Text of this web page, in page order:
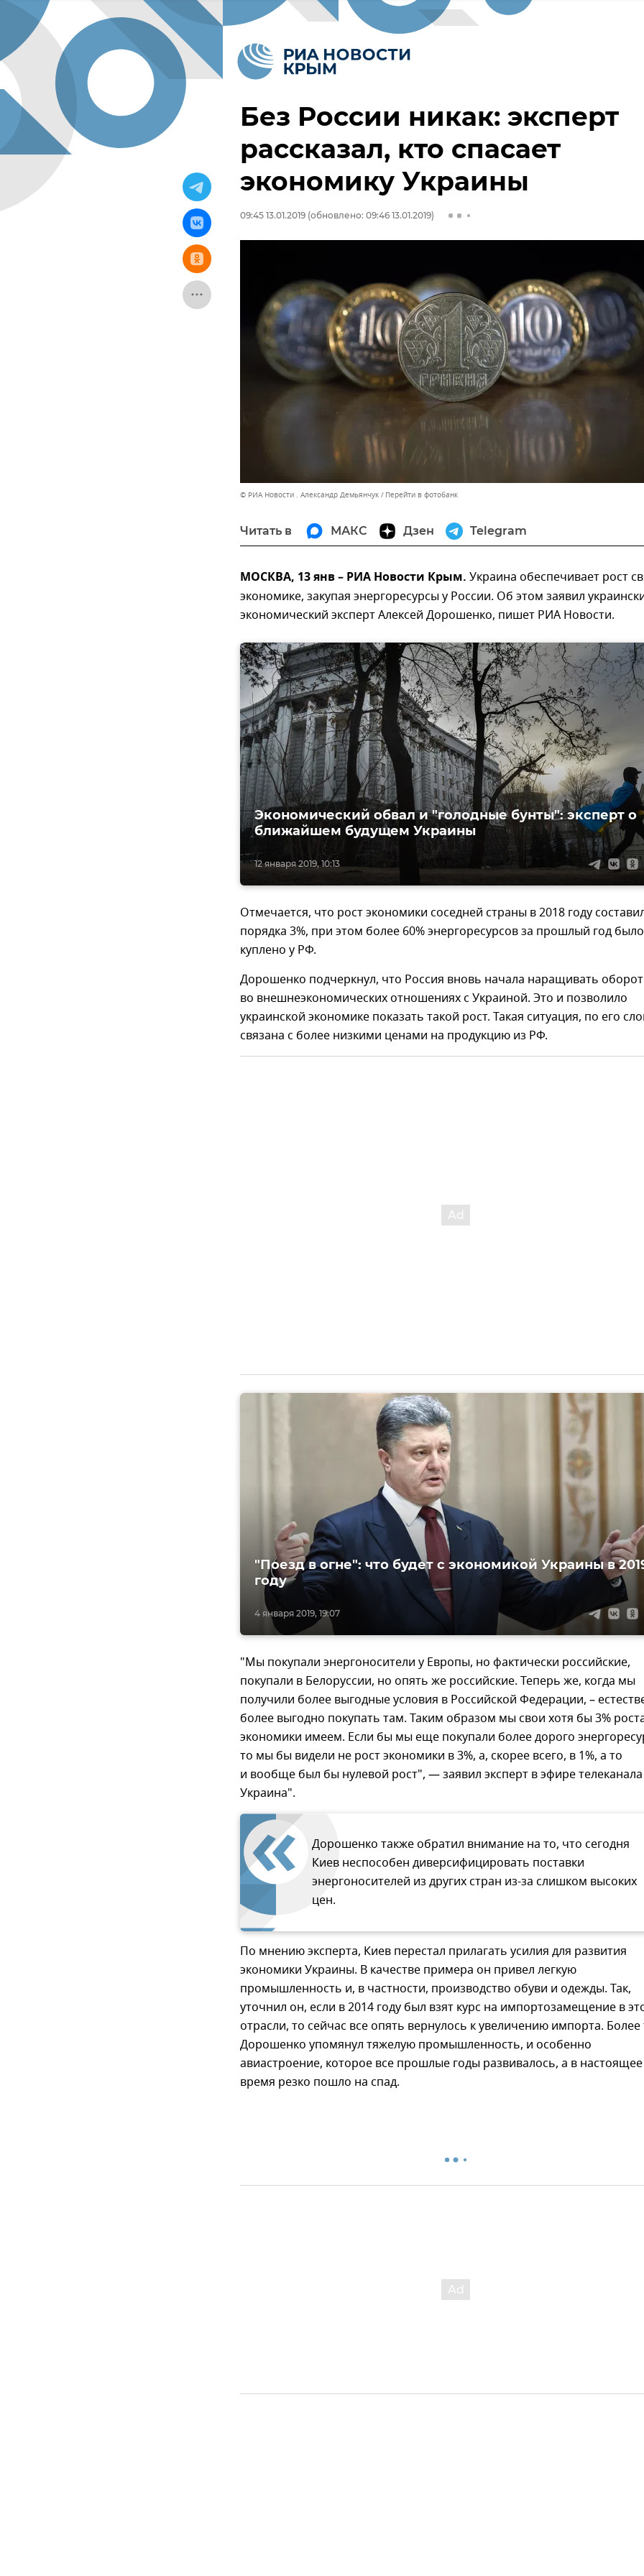
Без России никак: эксперт
рассказал, кто спасает
экономику Украины
09:45 13.01.2019 (обновлено: 09:46 13.01.2019)
© РИА Новости . Александр Демьянчук Перейти в фотобанк
Читать в МАКС Дзен Telegram
МОСКВА, 13 янв – РИА Новости Крым. Украина обеспечивает рост
экономике, закупая энергоресурсы у России. Об этом заявил
экономический эксперт Алексей Дорошенко, пишет РИА Новости.
12 января 2019, 10:13
Экономический обвал и "голодные бунты": эксперт о
ближайшем будущем Украины
Отмечается, что рост экономики соседней страны в 2018 году
порядка 3%, при этом более 60% энергоресурсов за прошлый год было
куплено у РФ.
Дорошенко подчеркнул, что Россия вновь начала наращивать
во внешнеэкономических отношениях с Украиной. Это и позволило
украинской экономике показать такой рост. Такая ситуация, по его
связана с более низкими ценами на продукцию из РФ.
4 января 2019, 19:07
"Поезд в огне": что будет с экономикой Украины в
году
"Мы покупали энергоносители у Европы, но фактически российские,
покупали в Белоруссии, но опять же российские. Теперь же, когда мы
получили более выгодные условия в Российской Федерации, –
более выгодно покупать там. Таким образом мы свои хотя бы 3%
экономики имеем. Если бы мы еще покупали более дорого
то мы бы видели не рост экономики в 3%, а, скорее всего, в 1%, а то
и вообще был бы нулевой рост", — заявил эксперт в эфире
Украина".
Дорошенко также обратил внимание на то, что сегодня
Киев неспособен диверсифицировать поставки
энергоносителей из других стран из-за слишком высоких
цен.
По мнению эксперта, Киев перестал прилагать усилия для развития
экономики Украины. В качестве примера он привел легкую
промышленность и, в частности, производство обуви и одежды. Так,
уточнил он, если в 2014 году был взят курс на импортозамещение в
отрасли, то сейчас все опять вернулось к увеличению импорта. Более
Дорошенко упомянул тяжелую промышленность, и особенно
авиастроение, которое все прошлые годы развивалось, а в настоящее
время резко пошло на спад.